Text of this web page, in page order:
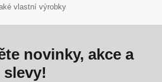
vlastní výrobky
novinky, akce a
slevy!